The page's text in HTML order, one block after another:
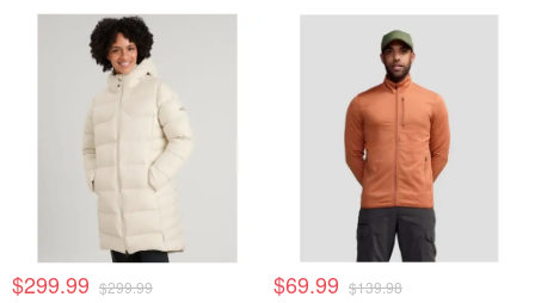
$299.99 $299.99 $69.99 $139.98